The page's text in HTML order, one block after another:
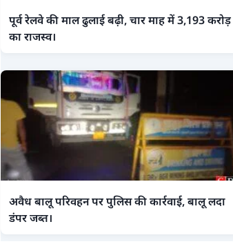
पूर्व रेलवे की माल ढुलाई बढ़ी, चार माह में 3,193 करोड़
का राजस्व।
अवैध बालू परिवहन पर पुलिस की कार्रवाई, बालू लदा
डंपर जब्त।